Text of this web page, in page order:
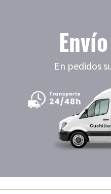
En pedidos